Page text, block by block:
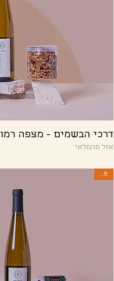
דרכי הבשמים - מצפה
אזל מהמלאי
פסח